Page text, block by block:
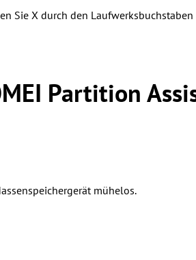
Sie X durch den Laufwerksbuchstaben
Partition
mühelos.